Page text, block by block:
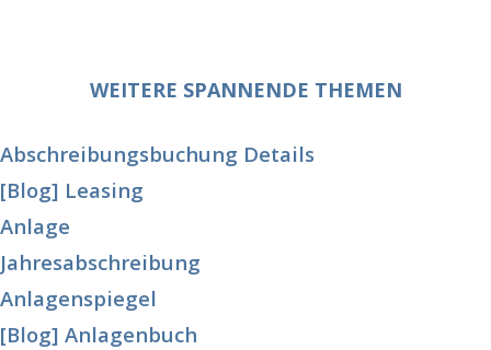
WEITERE SPANNENDE THEMEN
Abschreibungsbuchung Details
[Blog] Leasing
Anlage
Jahresabschreibung
Anlagenspiegel
[Blog] Anlagenbuch